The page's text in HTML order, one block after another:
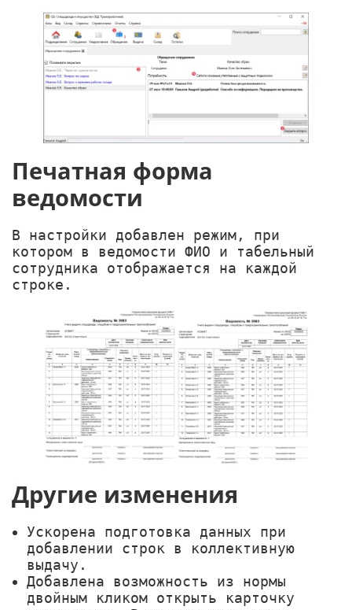
Печатная форма
ведомости
В настройки добавлен режим, при
котором в ведомости ФИО и табельный
сотрудника отображается на каждой
строке.
Другие изменения
Ускорена подготовка данных при
добавлении строк в коллективную
выдачу.
Добавлена возможность из нормы
двойным кликом открыть карточку